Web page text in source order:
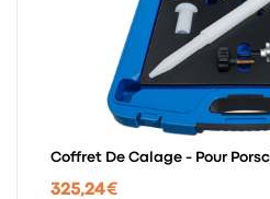
Coffret De Calage - Pour
325,24 €